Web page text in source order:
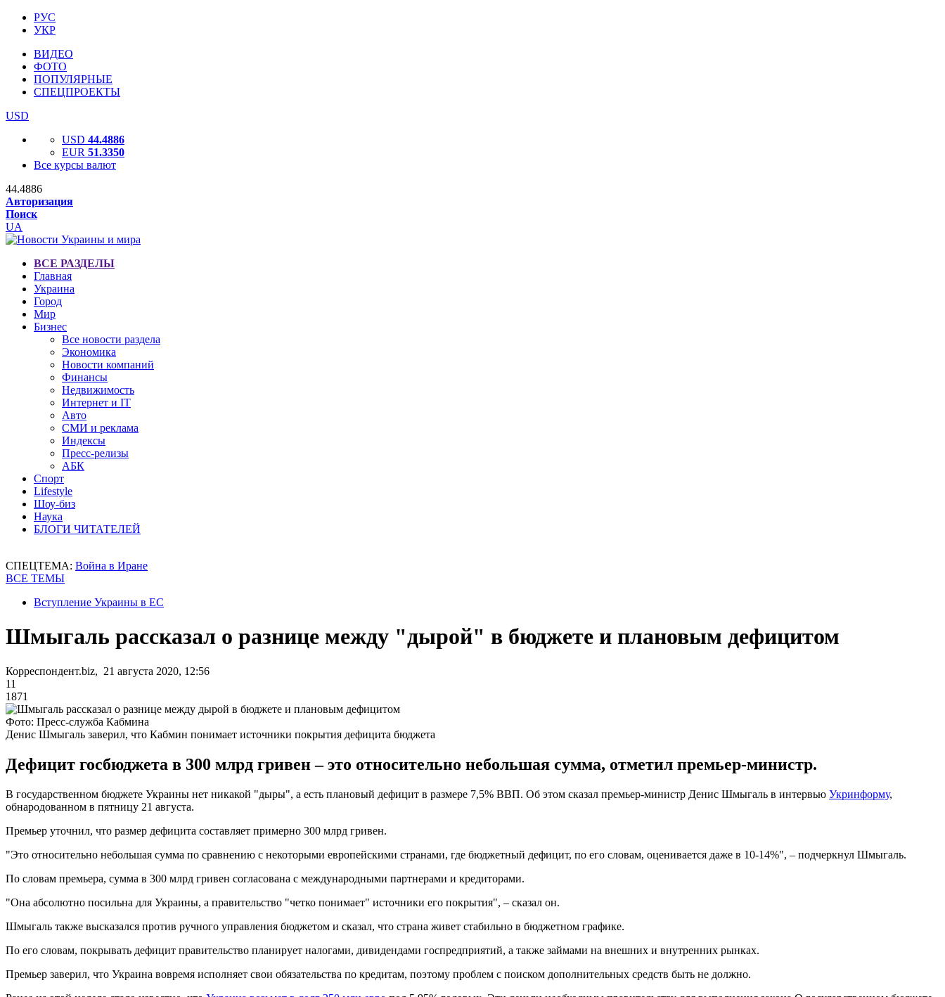
РУС
УКР
ВИДЕО
ФОТО
ПОПУЛЯРНЫЕ
СПЕЦПРОЕКТЫ
USD
USD 44.4886
EUR 51.3350
Все курсы валют
44.4886
Авторизация
Поиск
UA
ВСЕ РАЗДЕЛЫ
Главная
Украина
Город
Мир
Бизнес
Все новости раздела
Экономика
Новости компаний
Финансы
Недвижимость
Интернет и IT
Авто
СМИ и реклама
Индексы
Пресс-релизы
АБК
Спорт
Lifestyle
Шоу-биз
Наука
БЛОГИ ЧИТАТЕЛЕЙ
СПЕЦТЕМА: Война в Иране
ВСЕ ТЕМЫ
Вступление Украины в ЕС
Шмыгаль рассказал о разнице между "дырой" в бюджете и плановым дефицитом
Корреспондент.biz, 21 августа 2020, 12:56
11
1871
Фото: Пресс-служба Кабмина
Денис Шмыгаль заверил, что Кабмин понимает источники покрытия дефицита бюджета
Дефицит госбюджета в 300 млрд гривен – это относительно небольшая сумма, отметил премьер-министр.
В государственном бюджете Украины нет никакой "дыры", а есть плановый дефицит в размере 7,5% ВВП. Об этом сказал премьер-министр Денис Шмыгаль в интервью Укринформу,
обнародованном в пятницу 21 августа.
Премьер уточнил, что размер дефицита составляет примерно 300 млрд гривен.
"Это относительно небольшая сумма по сравнению с некоторыми европейскими странами, где бюджетный дефицит, по его словам, оценивается даже в 10-14%", – подчеркнул Шмыгаль.
По словам премьера, сумма в 300 млрд гривен согласована с международными партнерами и кредиторами.
"Она абсолютно посильна для Украины, а правительство "четко понимает" источники его покрытия", – сказал он.
Шмыгаль также высказался против ручного управления бюджетом и сказал, что страна живет стабильно в бюджетном графике.
По его словам, покрывать дефицит правительство планирует налогами, дивидендами госпредприятий, а также займами на внешних и внутренних рынках.
Премьер заверил, что Украина вовремя исполняет свои обязательства по кредитам, поэтому проблем с поиском дополнительных средств быть не должно.